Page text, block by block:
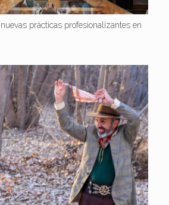
prácticas profesionalizantes en